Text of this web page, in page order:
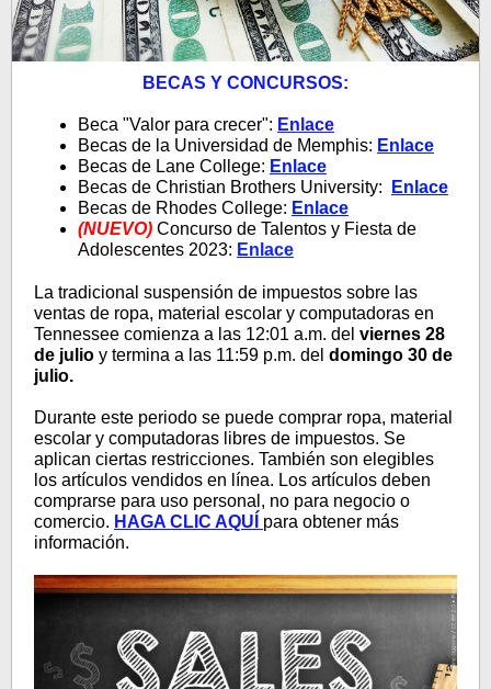
BECAS Y CONCURSOS:
Beca "Valor para crecer": Enlace
Becas de la Universidad de Memphis: Enlace
Becas de Lane College: Enlace
Becas de Christian Brothers University:
Enlace
Becas de Rhodes College: Enlace
(NUEVO) Concurso de Talentos y Fiesta de
Adolescentes 2023: Enlace
La tradicional suspensión de impuestos sobre las
ventas de ropa, material escolar y computadoras en
Tennessee comienza a las 12:01 a.m. del viernes 28
de julio y termina a las 11:59 p.m. del domingo 30 de
julio.
Durante este periodo se puede comprar ropa, material
escolar y computadoras libres de impuestos. Se
aplican ciertas restricciones. También son elegibles
los artículos vendidos en línea. Los artículos deben
comprarse para uso personal, no para negocio o
comercio. HAGA CLIC AQUÍ para obtener más
información.